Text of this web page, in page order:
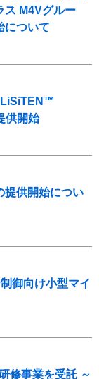
ス M4Vグルー
について
供開始
提供開始につい
御向け小型マイ
修事業を受託 ～